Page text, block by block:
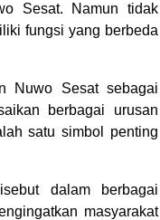
Sesat. Namun tidak
fungsi yang berbeda
Nuwo Sesat sebagai
berbagai urusan
satu simbol penting
dalam berbagai
masyarakat